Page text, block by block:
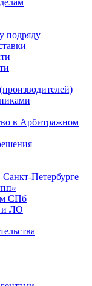
подряду
в Арбитражном
Петербурге
СПб
и ЛО